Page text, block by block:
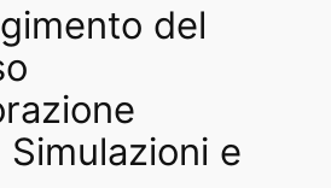
del
Simulazioni e